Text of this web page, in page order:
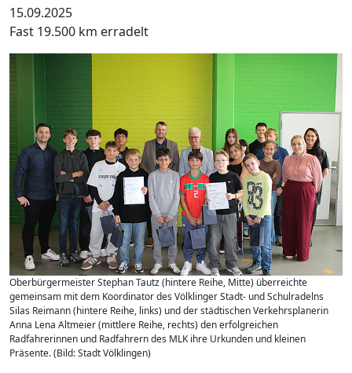
15.09.2025
Fast 19.500 km erradelt
Oberbürgermeister Stephan Tautz (hintere Reihe, Mitte) überreichte
gemeinsam mit dem Koordinator des Völklinger Stadt- und Schulradelns
Silas Reimann (hintere Reihe, links) und der städtischen Verkehrsplanerin
Anna Lena Altmeier (mittlere Reihe, rechts) den erfolgreichen
Radfahrerinnen und Radfahrern des MLK ihre Urkunden und kleinen
Präsente. (Bild: Stadt Völklingen)